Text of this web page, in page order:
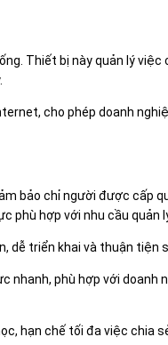
Thiết bị này quản lý việc
cho phép doanh
bảo chỉ người được cấp
phù hợp với nhu cầu quản
dễ triển khai và thuận tiện
nhanh, phù hợp với doanh
hạn chế tối đa việc chia